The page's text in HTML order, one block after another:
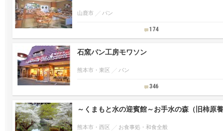
山鹿市 パン
174
石窯パン工房モワソン
熊本市・東区 パン
346
～くまもと水の迎賓館～お手水の森（旧柿原
熊本市・西区 お食事処・和食全般